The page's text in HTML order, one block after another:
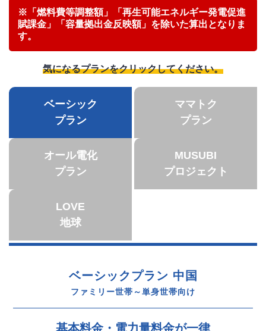
※「燃料費等調整額」「再生可能エネルギー発電促進
賦課金」「容量拠出金反映額」を除いた算出となりま
す。
気になるプランをクリックしてください。
ベーシック
プラン
ママトク
プラン
オール電化
プラン
MUSUBI
プロジェクト
LOVE
地球
ベーシックプラン 中国
ファミリー世帯～単身世帯向け
基本料金・電力量料金が一律